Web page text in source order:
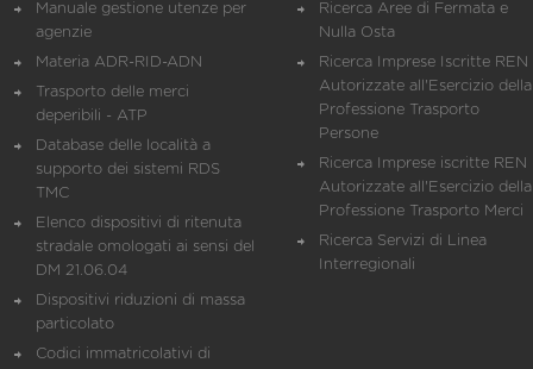
Manuale gestione utenze per
agenzie
Materia ADR-RID-ADN
Trasporto delle merci
deperibili - ATP
Database delle località a
supporto dei sistemi RDS
TMC
Elenco dispositivi di ritenuta
stradale omologati ai sensi del
DM 21.06.04
Dispositivi riduzioni di massa
particolato
Codici immatricolativi di
Ricerca Aree di Fermata e
Nulla Osta
Ricerca Imprese Iscritte REN
Autorizzate all'Esercizio della
Professione Trasporto
Persone
Ricerca Imprese iscritte REN
Autorizzate all'Esercizio della
Professione Trasporto Merci
Ricerca Servizi di Linea
Interregionali